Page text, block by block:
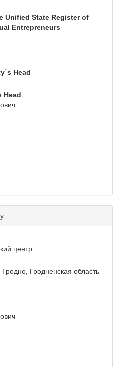
Unified State Register of
Entrepreneurs
Head
Head
центр
Гродненская область